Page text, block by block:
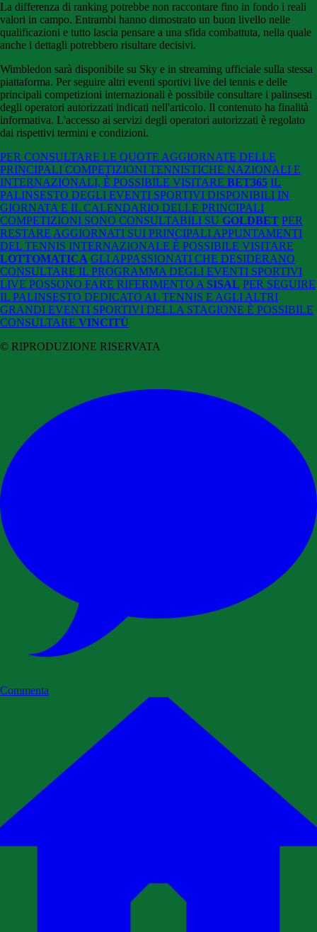
La differenza di ranking potrebbe non raccontare fino in fondo i reali
valori in campo. Entrambi hanno dimostrato un buon livello nelle
qualificazioni e tutto lascia pensare a una sfida combattuta, nella quale
anche i dettagli potrebbero risultare decisivi.
Wimbledon sarà disponibile su Sky e in streaming ufficiale sulla stessa
piattaforma. Per seguire altri eventi sportivi live del tennis e delle
principali competizioni internazionali è possibile consultare i palinsesti
degli operatori autorizzati indicati nell'articolo. Il contenuto ha finalità
informativa. L'accesso ai servizi degli operatori autorizzati è regolato
dai rispettivi termini e condizioni.
PER CONSULTARE LE QUOTE AGGIORNATE DELLE
PRINCIPALI COMPETIZIONI TENNISTICHE NAZIONALI E
INTERNAZIONALI, È POSSIBILE VISITARE BET365 IL
PALINSESTO DEGLI EVENTI SPORTIVI DISPONIBILI IN
GIORNATA E IL CALENDARIO DELLE PRINCIPALI
COMPETIZIONI SONO CONSULTABILI SU GOLDBET PER
RESTARE AGGIORNATI SUI PRINCIPALI APPUNTAMENTI
DEL TENNIS INTERNAZIONALE È POSSIBILE VISITARE
LOTTOMATICA GLI APPASSIONATI CHE DESIDERANO
CONSULTARE IL PROGRAMMA DEGLI EVENTI SPORTIVI
LIVE POSSONO FARE RIFERIMENTO A SISAL PER SEGUIRE
IL PALINSESTO DEDICATO AL TENNIS E AGLI ALTRI
GRANDI EVENTI SPORTIVI DELLA STAGIONE È POSSIBILE
CONSULTARE VINCITÙ
© RIPRODUZIONE RISERVATA
Commenta